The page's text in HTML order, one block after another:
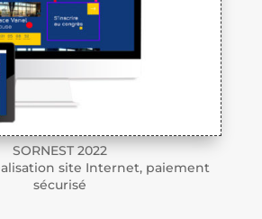
SORNEST 2022
site Internet, paiement
sécurisé